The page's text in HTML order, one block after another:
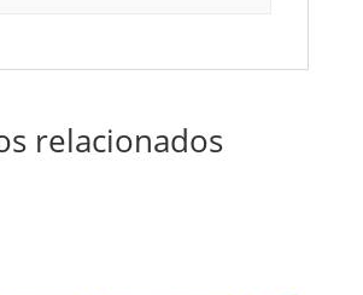
relacionados